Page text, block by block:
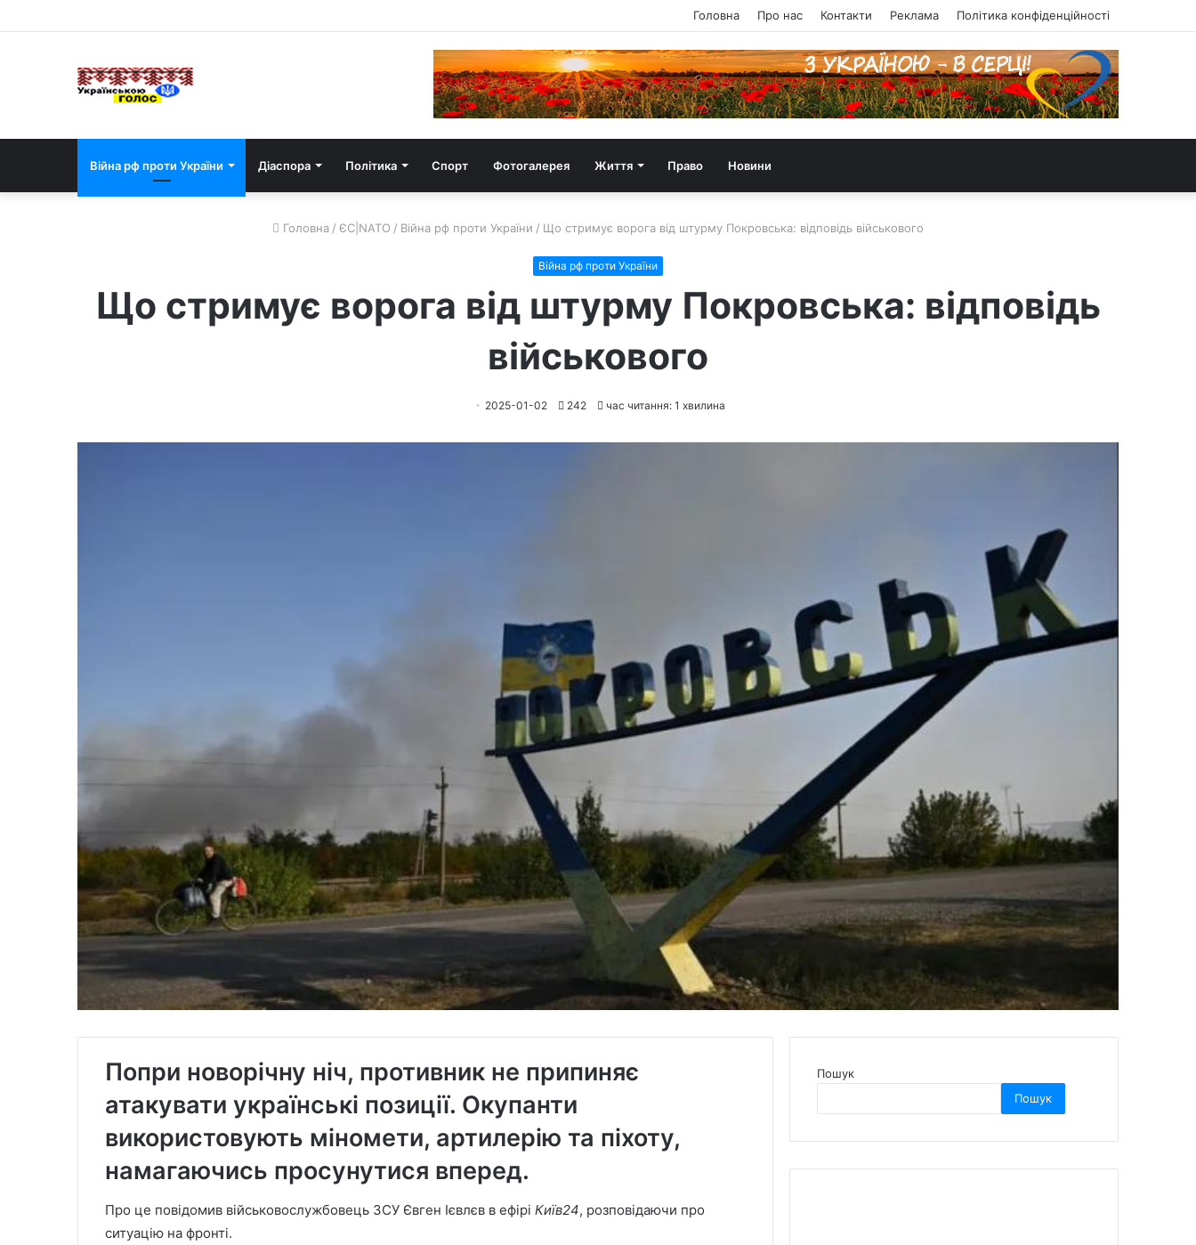
Головна Про нас Контакти Реклама Політика конфіденційності
Війна рф проти України Діаспора Політика Спорт Фотогалерея Життя Право Новини
Головна / ЄС|NATO / Війна рф проти України / Що стримує ворога від штурму Покровська: відповідь військового
Війна рф проти України
Що стримує ворога від штурму Покровська: відповідь
військового
2025-01-02 242 час читання: 1 хвилина
Попри новорічну ніч, противник не припиняє
атакувати українські позиції. Окупанти
використовують міномети, артилерію та піхоту,
намагаючись просунутися вперед.
Про це повідомив військовослужбовець ЗСУ Євген Ієвлєв в ефірі Київ24, розповідаючи про
ситуацію на фронті.
Пошук
Пошук